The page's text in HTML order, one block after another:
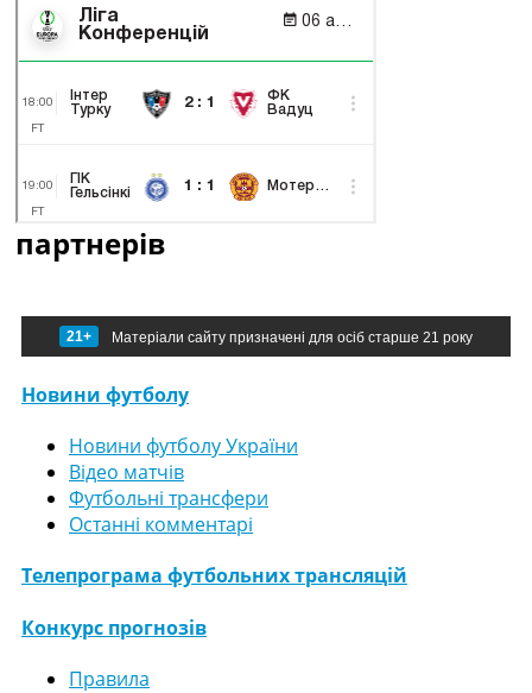
партнерів
21+ Матеріали сайту призначені для осіб старше 21 року
Новини футболу
Новини футболу України
Відео матчів
Футбольні трансфери
Останні комментарі
Телепрограма футбольних трансляцій
Конкурс прогнозів
Правила